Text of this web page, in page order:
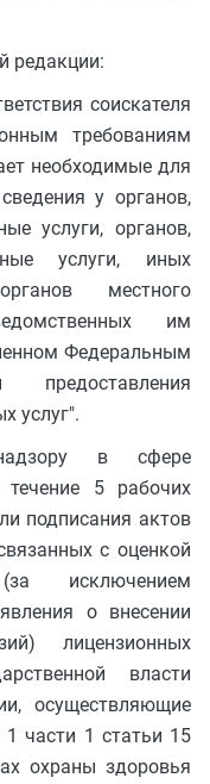
редакции:
соискателя
требованиям
необходимые для
у органов,
услуги, органов,
услуги, иных
местного
им
Федеральным
услуг".
в сфере
течение 5 рабочих
подписания актов
с оценкой
исключением
о внесении
лицензионных
власти
осуществляющие
части 1 статьи 15
охраны здоровья